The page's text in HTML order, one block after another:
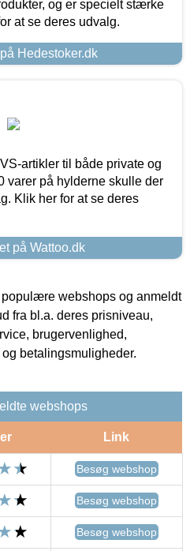
og er specielt stærke
at se deres udvalg.
Hedestoker.dk
artikler til både private og
varer på hylderne skulle der
Klik her for at se deres
på Wattoo.dk
webshops og anmeldt
fra bl.a. deres prisniveau,
brugervenlighed,
betalingsmuligheder.
webshops
Link
Besøg webshop
Besøg webshop
Besøg webshop